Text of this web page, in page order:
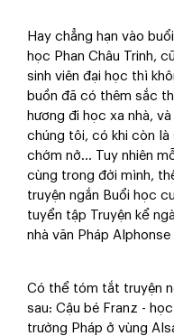
Hay chẳng hạn vào
học Phan Châu Trinh,
sinh viên đại học thì
buồn đã có thêm sắc
hương đi học xa nhà,
chúng tôi, có khi còn
chớm nở… Tuy nhiên
cùng trong đời mình,
truyện ngắn Buổi học
tuyển tập Truyện kể
nhà văn Pháp Alphonse
Có thể tóm tắt truyện
sau: Cậu bé Franz -
trường Pháp ở vùng